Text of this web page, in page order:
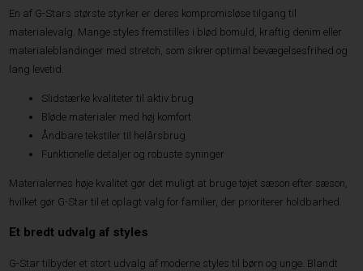
En af G-Stars største styrker er deres kompromisløse tilgang til
materialevalg. Mange styles fremstilles i blød bomuld, kraftig denim eller
materialeblandinger med stretch, som sikrer optimal bevægelsesfrihed og
lang levetid.
Slidstærke kvaliteter til aktiv brug
Bløde materialer med høj komfort
Åndbare tekstiler til helårsbrug
Funktionelle detaljer og robuste syninger
Materialernes høje kvalitet gør det muligt at bruge tøjet sæson efter sæson,
hvilket gør G-Star til et oplagt valg for familier, der prioriterer holdbarhed.
Et bredt udvalg af styles
G-Star tilbyder et stort udvalg af moderne styles til børn og unge. Blandt